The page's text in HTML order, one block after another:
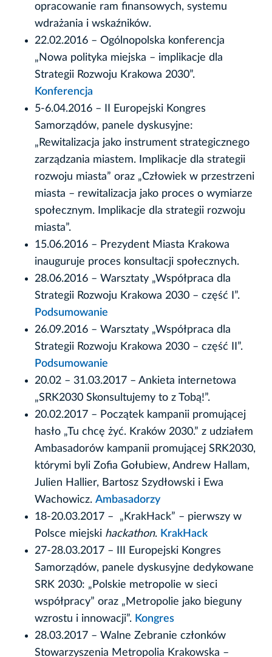
opracowanie ram finansowych, systemu
wdrażania i wskaźników.
22.02.2016 – Ogólnopolska konferencja
„Nowa polityka miejska – implikacje dla
Strategii Rozwoju Krakowa 2030”.
Konferencja
5-6.04.2016 – II Europejski Kongres
Samorządów, panele dyskusyjne:
„Rewitalizacja jako instrument strategicznego
zarządzania miastem. Implikacje dla strategii
rozwoju miasta” oraz „Człowiek w przestrzeni
miasta – rewitalizacja jako proces o wymiarze
społecznym. Implikacje dla strategii rozwoju
miasta”.
15.06.2016 – Prezydent Miasta Krakowa
inauguruje proces konsultacji społecznych.
28.06.2016 – Warsztaty „Współpraca dla
Strategii Rozwoju Krakowa 2030 – część I”.
Podsumowanie
26.09.2016 – Warsztaty „Współpraca dla
Strategii Rozwoju Krakowa 2030 – część II”.
Podsumowanie
20.02 – 31.03.2017 – Ankieta internetowa
„SRK2030 Skonsultujemy to z Tobą!”.
20.02.2017 – Początek kampanii promującej
hasło „Tu chcę żyć. Kraków 2030.” z udziałem
Ambasadorów kampanii promującej SRK2030,
którymi byli Zofia Gołubiew, Andrew Hallam,
Julien Hallier, Bartosz Szydłowski i Ewa
Wachowicz. Ambasadorzy
18-20.03.2017 – „KrakHack” – pierwszy w
Polsce miejski hackathon. KrakHack
27-28.03.2017 – III Europejski Kongres
Samorządów, panele dyskusyjne dedykowane
SRK 2030: „Polskie metropolie w sieci
współpracy” oraz „Metropolie jako bieguny
wzrostu i innowacji”. Kongres
28.03.2017 – Walne Zebranie członków
Stowarzyszenia Metropolia Krakowska –